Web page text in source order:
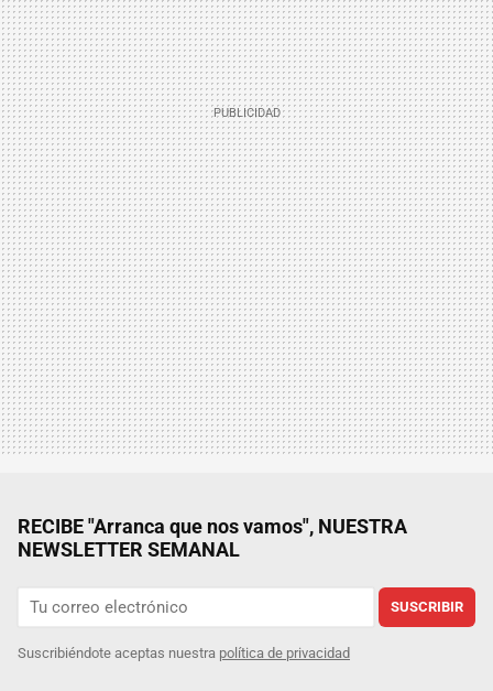
RECIBE "Arranca que nos vamos", NUESTRA
NEWSLETTER SEMANAL
SUSCRIBIR
Suscribiéndote aceptas nuestra política de privacidad